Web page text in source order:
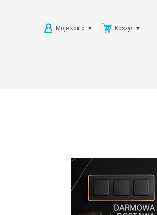
Koszyk
Moje konto